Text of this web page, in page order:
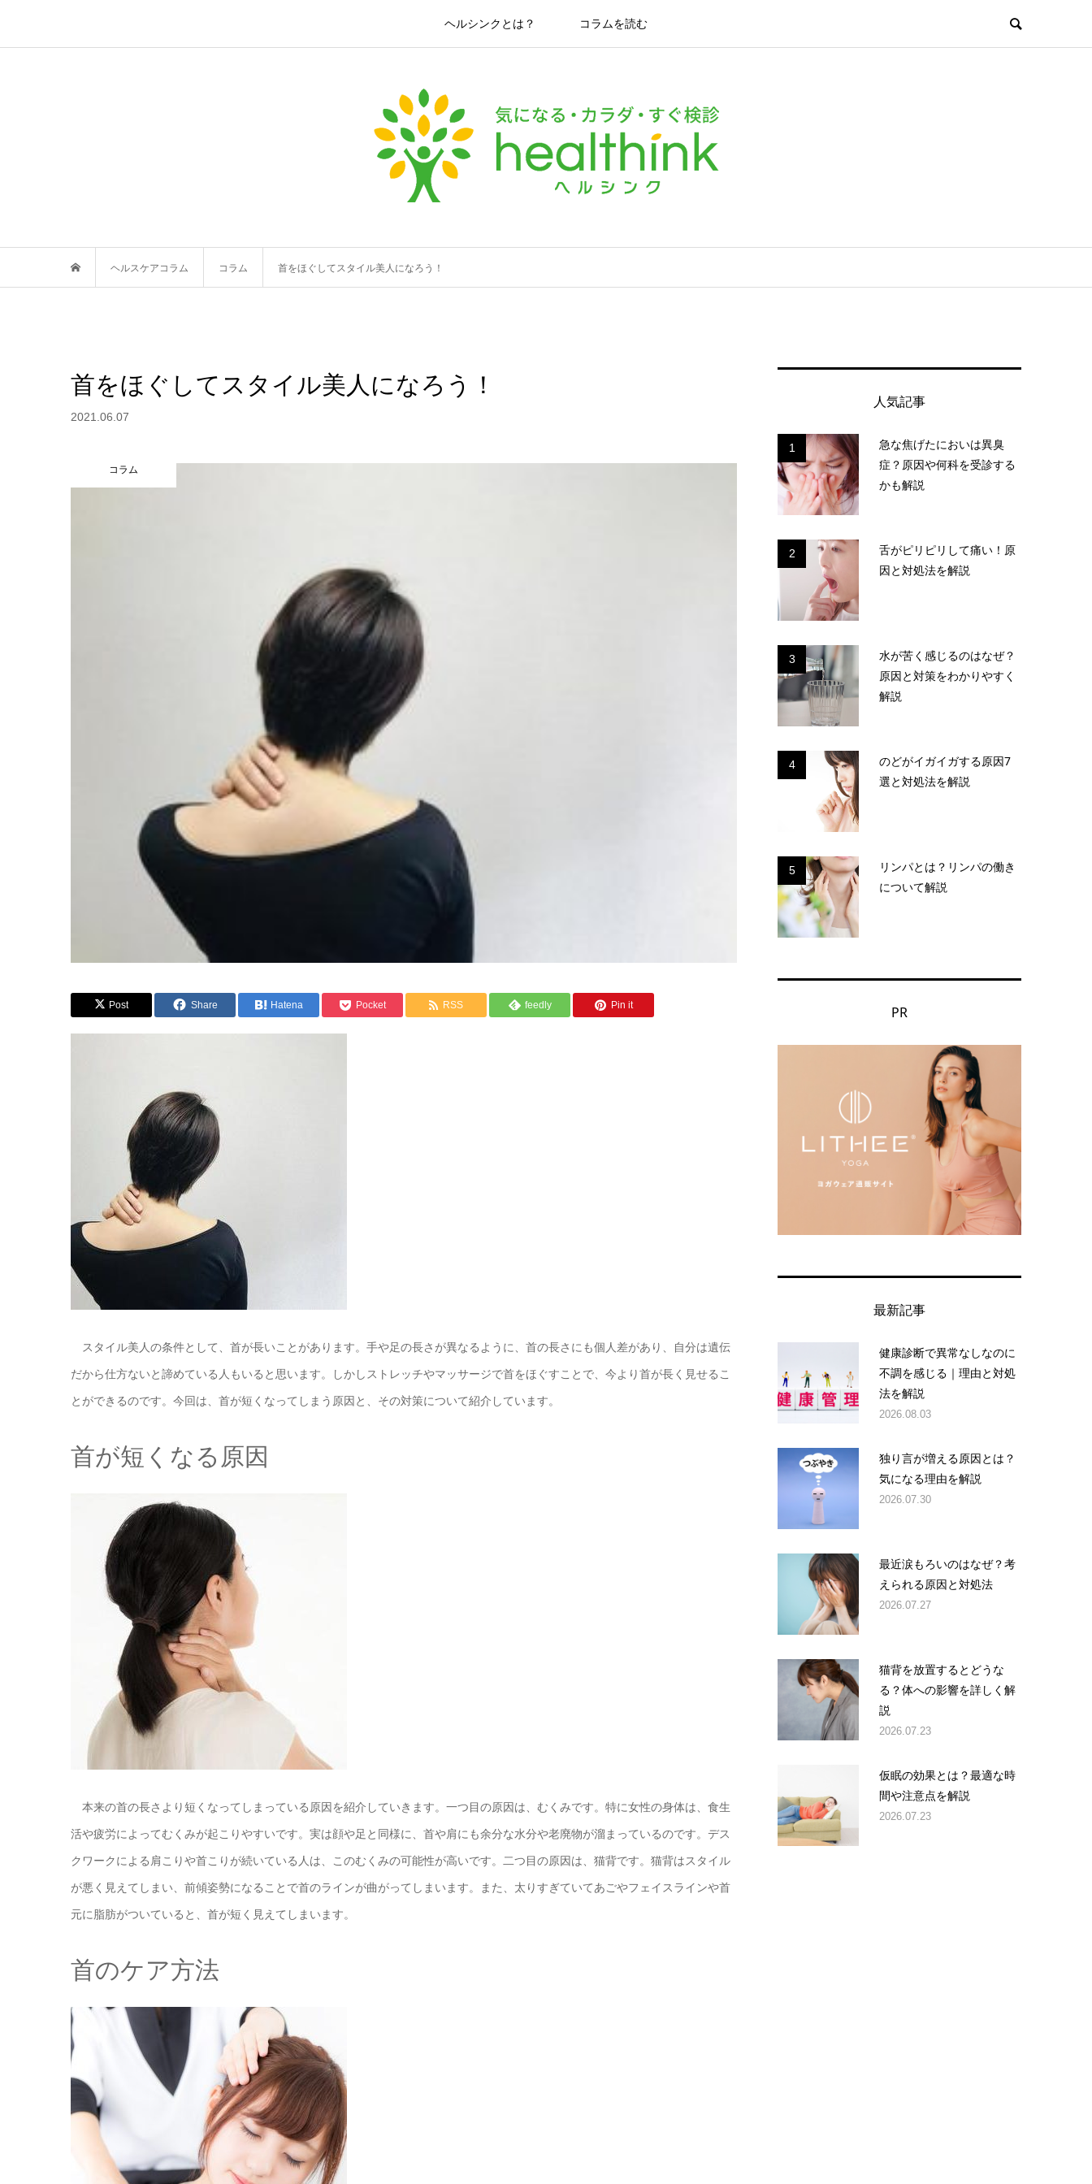
ヘルシンクとは？ コラムを読む
ヘルスケアコラム コラム 首をほぐしてスタイル美人になろう！
首をほぐしてスタイル美人になろう！
2021.06.07
コラム
Post Share Hatena Pocket RSS feedly Pin it
スタイル美人の条件として、首が長いことがあります。手や足の長さが異なるように、首の長さにも個人差があり、自分は遺伝
だから仕方ないと諦めている人もいると思います。しかしストレッチやマッサージで首をほぐすことで、今より首が長く見せるこ
とができるのです。今回は、首が短くなってしまう原因と、その対策について紹介しています。
首が短くなる原因
本来の首の長さより短くなってしまっている原因を紹介していきます。一つ目の原因は、むくみです。特に女性の身体は、食生
活や疲労によってむくみが起こりやすいです。実は顔や足と同様に、首や肩にも余分な水分や老廃物が溜まっているのです。デス
クワークによる肩こりや首こりが続いている人は、このむくみの可能性が高いです。二つ目の原因は、猫背です。猫背はスタイル
が悪く見えてしまい、前傾姿勢になることで首のラインが曲がってしまいます。また、太りすぎていてあごやフェイスラインや首
元に脂肪がついていると、首が短く見えてしまいます。
首のケア方法
人気記事
1
急な焦げたにおいは異臭
症？原因や何科を受診する
かも解説
2
舌がピリピリして痛い！原
因と対処法を解説
3
水が苦く感じるのはなぜ？
原因と対策をわかりやすく
解説
4
のどがイガイガする原因7
選と対処法を解説
5
リンパとは？リンパの働き
について解説
PR
最新記事
健康診断で異常なしなのに
不調を感じる｜理由と対処
法を解説
2026.08.03
独り言が増える原因とは？
気になる理由を解説
2026.07.30
最近涙もろいのはなぜ？考
えられる原因と対処法
2026.07.27
猫背を放置するとどうな
る？体への影響を詳しく解
説
2026.07.23
仮眠の効果とは？最適な時
間や注意点を解説
2026.07.23